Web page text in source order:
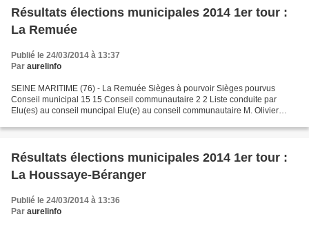
Résultats élections municipales 2014 1er tour :
La Remuée
Publié le 24/03/2014 à 13:37
Par aurelinfo
SEINE MARITIME (76) - La Remuée Sièges à pourvoir Sièges pourvus
Conseil municipal 15 15 Conseil communautaire 2 2 Liste conduite par
Elu(es) au conseil muncipal Elu(e) au conseil communautaire M. Olivier
Résultats élections municipales 2014 1er tour :
La Houssaye-Béranger
Publié le 24/03/2014 à 13:36
Par aurelinfo